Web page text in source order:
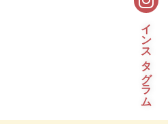
インスタグラム